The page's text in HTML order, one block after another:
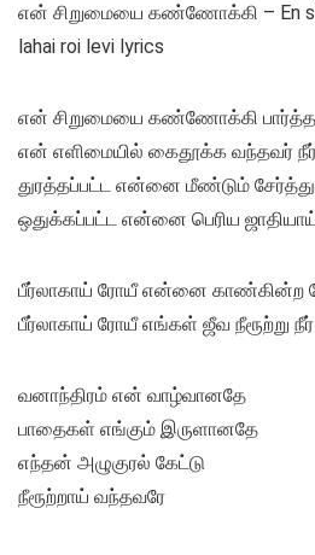
என் சிறுமையை கண்ணோக்கி – En
lahai roi levi lyrics
என் சிறுமையை கண்ணோக்கி
என் எளிமையில் கைதூக்க வந்தவர்
துரத்தப்பட்ட என்னை மீண்டும்
ஒதுக்கப்பட்ட என்னை பெரிய
பீர்லாகாய் ரோயீ என்னை காண்கின்ற
பீர்லாகாய் ரோயீ எங்கள் ஜீவ நீரூற்று நீர்
வனாந்திரம் என் வாழ்வானதே
பாதைகள் எங்கும் இருளானதே
எந்தன் அழுகுரல் கேட்டு
நீரூற்றாய் வந்தவரே